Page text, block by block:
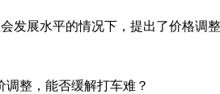
展水平的情况下，提出了价格调
整，能否缓解打车难？